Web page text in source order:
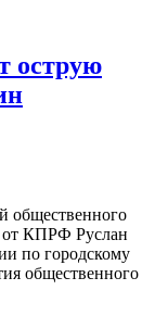
острую
общественного
от КПРФ Руслан
по городскому
общественного